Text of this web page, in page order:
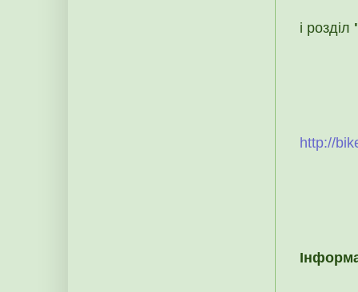
і розділ
http://